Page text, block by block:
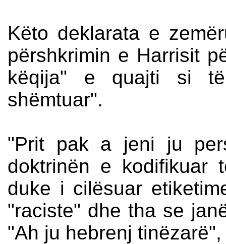
Këto deklarata e
përshkrimin e Harrisit
këqija" e quajti si të
shëmtuar".
"Prit pak a jeni ju
doktrinën e kodifikuar
duke i cilësuar
"raciste" dhe tha se
"Ah ju hebrenj